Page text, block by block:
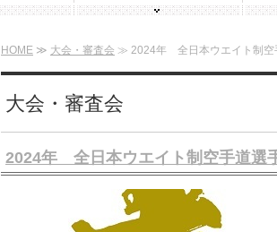
HOME ≫ 大会・審査会 ≫ 2024年 全日本ウエイト制
大会・審査会
2024年 全日本ウエイト制空手道